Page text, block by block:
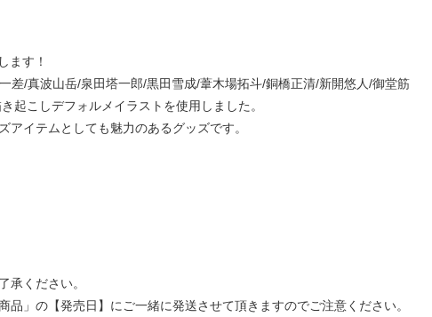
ます！
差/真波山岳/泉田塔一郎/黒田雪成/葦木場拓斗/銅橋正清/新開悠人/御堂筋
起こしデフォルメイラストを使用しました。
イテムとしても魅力のあるグッズです。
ください。
」の【発売日】にご一緒に発送させて頂きますのでご注意ください。